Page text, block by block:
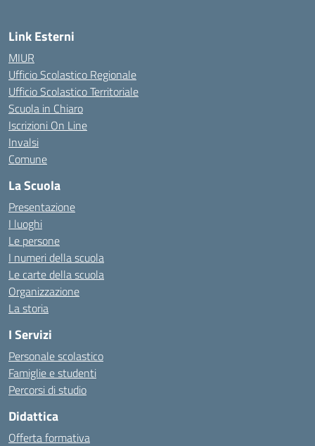
Link Esterni
MIUR
Ufficio Scolastico Regionale
Ufficio Scolastico Territoriale
Scuola in Chiaro
Iscrizioni On Line
Invalsi
Comune
La Scuola
Presentazione
I luoghi
Le persone
I numeri della scuola
Le carte della scuola
Organizzazione
La storia
I Servizi
Personale scolastico
Famiglie e studenti
Percorsi di studio
Didattica
Offerta formativa